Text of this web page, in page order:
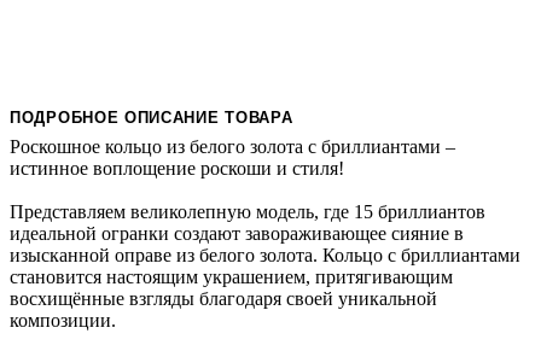
ПОДРОБНОЕ ОПИСАНИЕ ТОВАРА
Роскошное кольцо из белого золота с бриллиантами –
истинное воплощение роскоши и стиля!
Представляем великолепную модель, где 15 бриллиантов
идеальной огранки создают завораживающее сияние в
изысканной оправе из белого золота. Кольцо с бриллиантами
становится настоящим украшением, притягивающим
восхищённые взгляды благодаря своей уникальной
композиции.